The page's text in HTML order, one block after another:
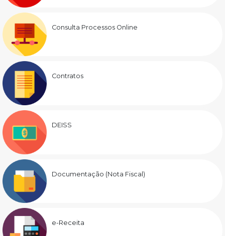
Consulta Processos Online
Contratos
DEISS
Documentação (Nota Fiscal)
e-Receita